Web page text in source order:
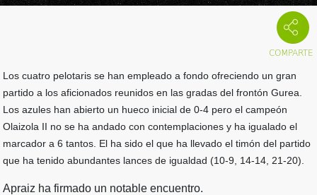
Los cuatro pelotaris se han empleado a fondo ofreciendo un gran
partido a los aficionados reunidos en las gradas del frontón Gurea.
Los azules han abierto un hueco inicial de 0-4 pero el campeón
Olaizola II no se ha andado con contemplaciones y ha igualado el
marcador a 6 tantos. El ha sido el que ha llevado el timón del partido
que ha tenido abundantes lances de igualdad (10-9, 14-14, 21-20).
Apraiz ha firmado un notable encuentro.